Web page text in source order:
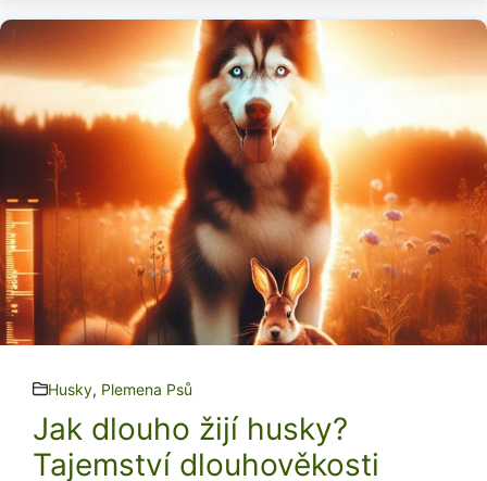
Husky, Plemena Psů
Jak dlouho žijí husky?
Tajemství dlouhověkosti